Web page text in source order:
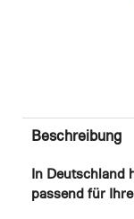
Beschreibung
In Deutschland
passend für